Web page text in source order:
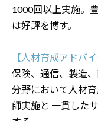
1000回以上実施。
は好評を博す。
【人材育成アドバイ
保険、通信、製造
分野において人材
師実施と 一貫した